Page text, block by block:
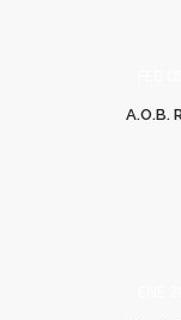
A.O.B.